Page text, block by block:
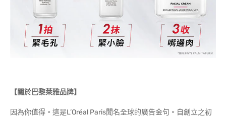
【關於巴黎萊雅品牌】
因為你值得。這是L’Oréal Paris聞名全球的廣告金句。自創立之初